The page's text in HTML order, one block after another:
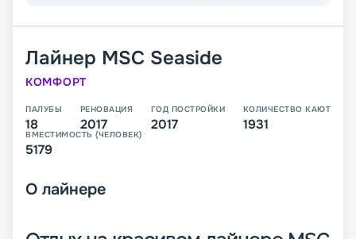
Лайнер MSC Seaside
КОМФОРТ
ПАЛУБЫ
18
РЕНОВАЦИЯ
2017
ГОД ПОСТРОЙКИ
2017
КОЛИЧЕСТВО КАЮТ
1931
ВМЕСТИМОСТЬ (ЧЕЛОВЕК)
5179
О лайнере